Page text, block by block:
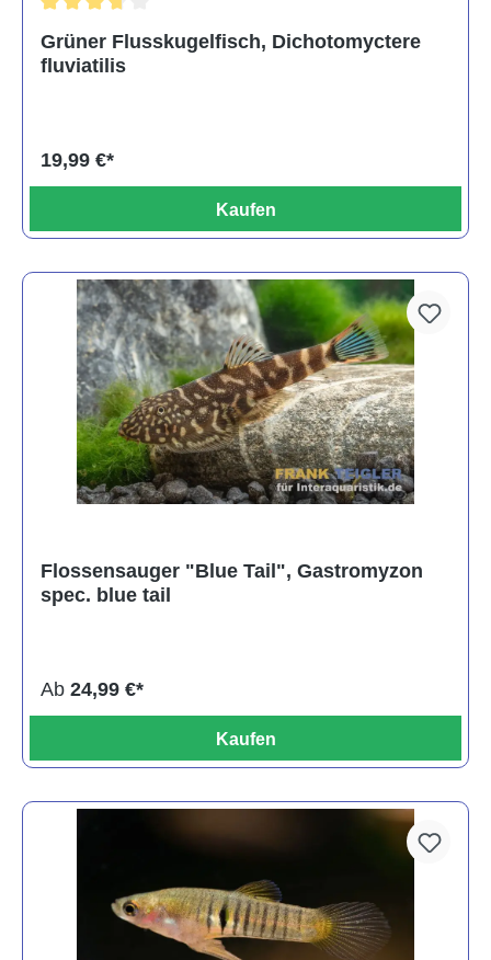
Grüner Flusskugelfisch, Dichotomyctere
fluviatilis
19,99 €*
Kaufen
Flossensauger "Blue Tail", Gastromyzon
spec. blue tail
Ab 24,99 €*
Kaufen